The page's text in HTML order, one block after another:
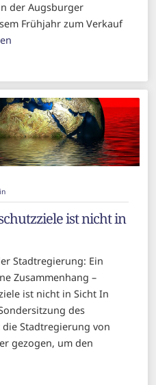
der Augsburger
Frühjahr zum Verkauf
ist nicht in
Stadtregierung: Ein
Zusammenhang –
ist nicht in Sicht In
des
die Stadtregierung von
gezogen, um den